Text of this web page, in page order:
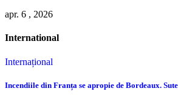
apr. 6 , 2026
International
Internațional
Incendiile din Franța se apropie de Bordeaux.